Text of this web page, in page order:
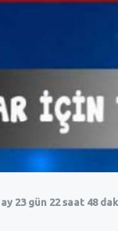
ay 23 gün 22 saat 48